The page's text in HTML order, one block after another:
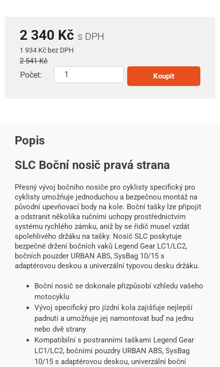
2 340 Kč s DPH
1 934 Kč bez DPH
2 541 Kč
Počet: Koupit
Popis
SLC Boční nosič pravá strana
Přesný vývoj bočního nosiče pro cyklisty specifický pro
cyklisty umožňuje jednoduchou a bezpečnou montáž na
původní upevňovací body na kole. Boční tašky lze připojit
a odstranit několika ručními uchopy prostřednictvím
systému rychlého zámku, aniž by se řidič musel vzdát
spolehlivého držáku na tašky. Nosič SLC poskytuje
bezpečné držení bočních vaků Legend Gear LC1/LC2,
bočních pouzder URBAN ABS, SysBag 10/15 s
adaptérovou deskou a univerzální typovou desku držáku.
Boční nosič se dokonale přizpůsobí vzhledu vašeho
motocyklu
Vývoj specifický pro jízdní kola zajišťuje nejlepší
padnutí a umožňuje jej namontovat buď na jednu
nebo dvě strany
Kompatibilní s postranními taškami Legend Gear
LC1/LC2, bočními pouzdry URBAN ABS, SysBag
10/15 s adaptérovou deskou, univerzální boční